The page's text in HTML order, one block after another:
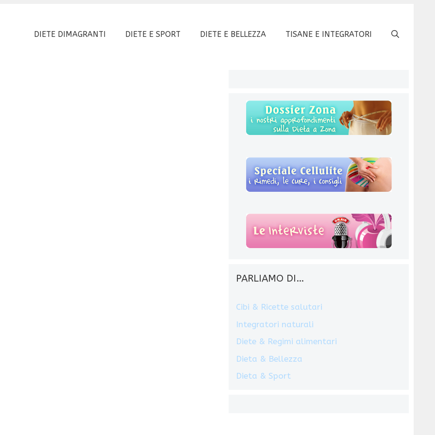
DIETE DIMAGRANTI DIETE E SPORT DIETE E BELLEZZA TISANE E INTEGRATORI
PARLIAMO DI…
Cibi & Ricette salutari
Integratori naturali
Diete & Regimi alimentari
Dieta & Bellezza
Dieta & Sport